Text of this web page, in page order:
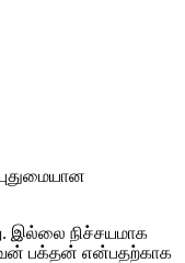
இல்லை நிச்சயமாக
பக்தன் என்பதற்காக